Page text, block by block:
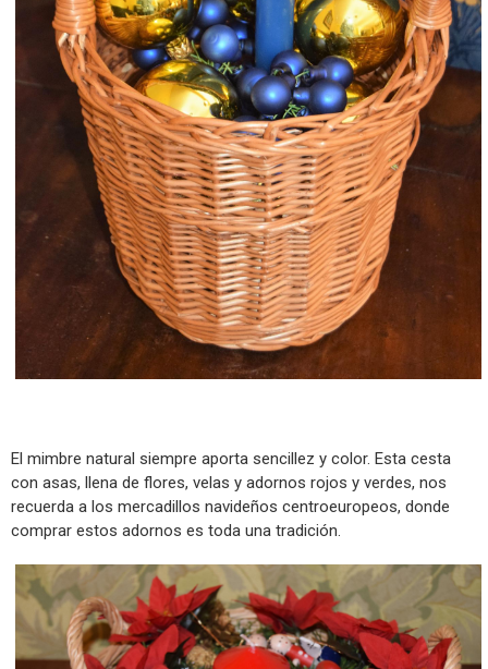
El mimbre natural siempre aporta sencillez y color. Esta cesta
con asas, llena de flores, velas y adornos rojos y verdes, nos
recuerda a los mercadillos navideños centroeuropeos, donde
comprar estos adornos es toda una tradición.